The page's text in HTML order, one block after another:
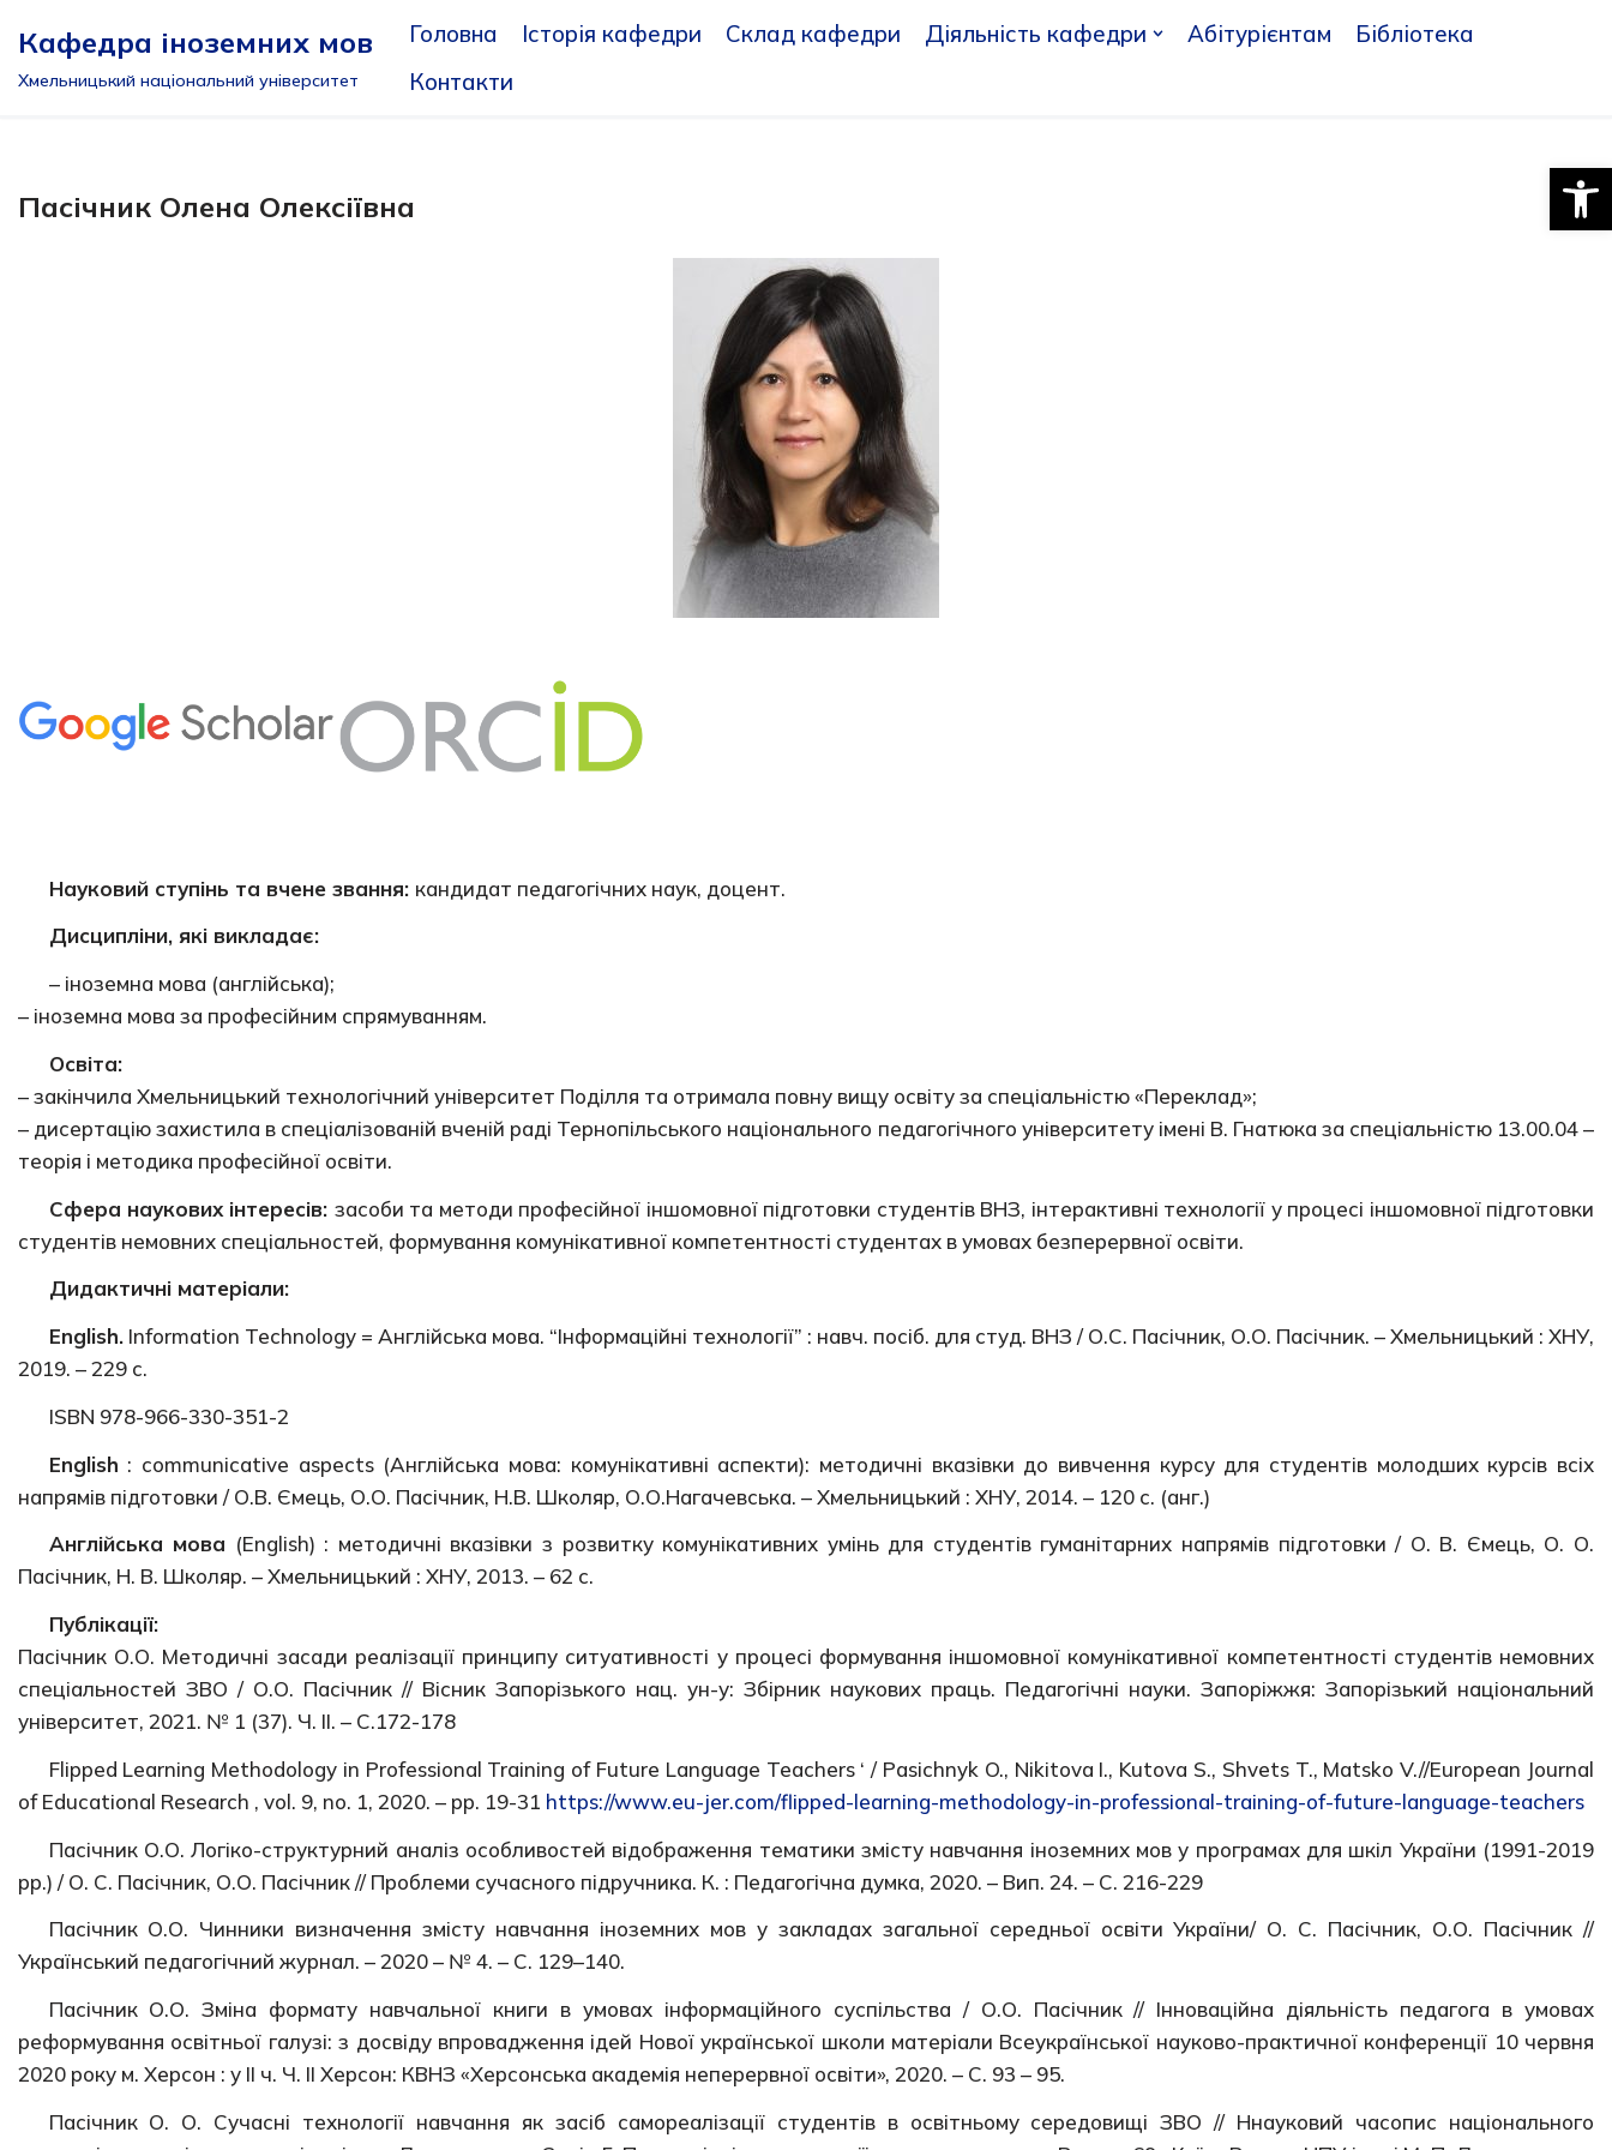
Перейти
Кафедра іноземних мов
Хмельницький національний університет
Головна Історія кафедри Склад кафедри Діяльність кафедри Абітурієнтам
Бібліотека
Контакти
Пасічник Олена Олексіївна
Науковий ступінь та вчене звання: кандидат педагогічних наук, доцент.
Дисципліни, які викладає:
– іноземна мова (англійська);
– іноземна мова за професійним спрямуванням.
Освіта:
– закінчила Хмельницький технологічний університет Поділля та отримала повну вищу освіту за спеціальністю «Переклад»;
– дисертацію захистила в спеціалізованій вченій раді Тернопільського національного педагогічного університету імені В. Гнатюка за спеціальністю 13.00.04 –
теорія і методика професійної освіти.
Сфера наукових інтересів: засоби та методи професійної іншомовної підготовки студентів ВНЗ, інтерактивні технології у процесі іншомовної підготовки
студентів немовних спеціальностей, формування комунікативної компетентності студентах в умовах безперервної освіти.
Дидактичні матеріали:
English.Information Technology = Англійська мова. “Інформаційні технології” : навч. посіб. для студ. ВНЗ / О.С. Пасічник, О.О. Пасічник. – Хмельницький : ХНУ,
2019. – 229 с.
ISBN 978-966-330-351-2
English : communicative aspects (Англійська мова: комунікативні аспекти): методичні вказівки до вивчення курсу для студентів молодших курсів всіх
напрямів підготовки / О.В. Ємець, О.О. Пасічник, Н.В. Школяр, О.О.Нагачевська. – Хмельницький : ХНУ, 2014. – 120 с. (анг.)
Англійська мова (English) : методичні вказівки з розвитку комунікативних умінь для студентів гуманітарних напрямів підготовки / О. В. Ємець, О. О.
Пасічник, Н. В. Школяр. – Хмельницький : ХНУ, 2013. – 62 с.
Публікації:
Пасічник О.О. Методичні засади реалізації принципу ситуативності у процесі формування іншомовної комунікативної компетентності студентів немовних
спеціальностей ЗВО / О.О. Пасічник // Вісник Запорізького нац. ун-у: Збірник наукових праць. Педагогічні науки. Запоріжжя: Запорізький національний
університет, 2021. № 1 (37). Ч. ІІ. – С.172-178
Flipped Learning Methodology in Professional Training of Future Language Teachers ‘ / Pasichnyk O., Nikitova I., Kutova S., Shvets T., Matsko V.//European Journal
of Educational Research , vol. 9, no. 1, 2020. – pp. 19-31 https://www.eu-jer.com/flipped-learning-methodology-in-professional-training-of-future-language-teachers
Пасічник О.О. Логіко-структурний аналіз особливостей відображення тематики змісту навчання іноземних мов у програмах для шкіл України (1991-2019
рр.) / О. С. Пасічник, О.О. Пасічник // Проблеми сучасного підручника. К. : Педагогічна думка, 2020. – Вип. 24. – С. 216-229
Пасічник О.О. Чинники визначення змісту навчання іноземних мов у закладах загальної середньої освіти України/ О. С. Пасічник, О.О. Пасічник //
Український педагогічний журнал. – 2020 – № 4. – С. 129–140.
Пасічник О.О. Зміна формату навчальної книги в умовах інформаційного суспільства / О.О. Пасічник // Інноваційна діяльність педагога в умовах
реформування освітньої галузі: з досвіду впровадження ідей Нової української школи матеріали Всеукраїнської науково-практичної конференції 10 червня
2020 року м. Херсон : у ІІ ч. Ч. ІІ Херсон: КВНЗ «Херсонська академія неперервної освіти», 2020. – С. 93 – 95.
Пасічник О. О. Сучасні технології навчання як засіб самореалізації студентів в освітньому середовищі ЗВО // Ннауковий часопис національного